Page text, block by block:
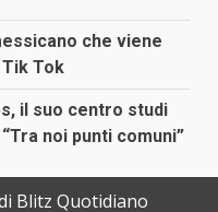
che viene
Tok
il suo centro studi
noi punti comuni”
Blitz Quotidiano